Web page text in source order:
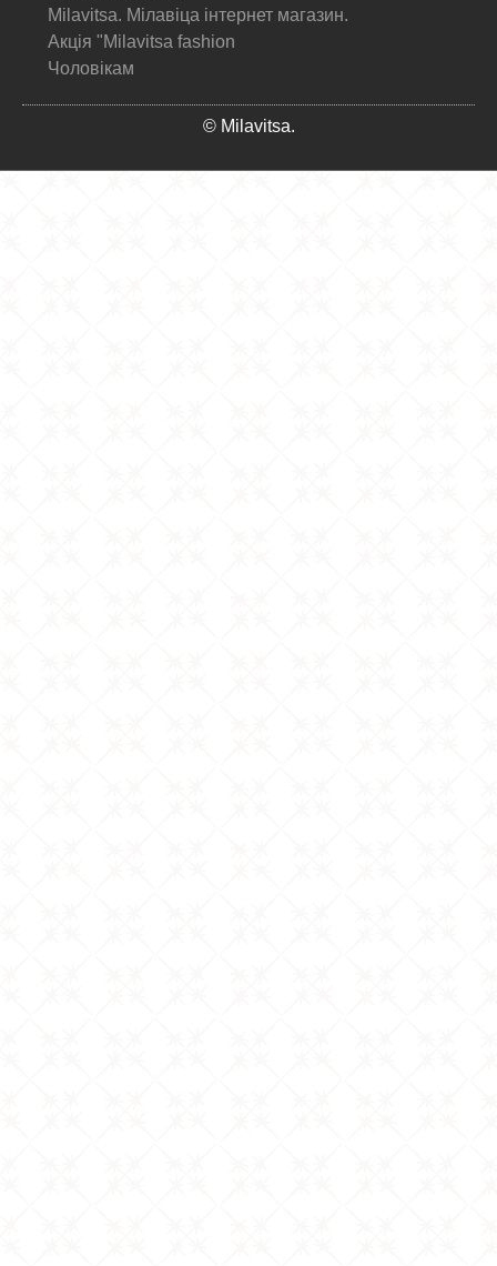
Milavitsa. Мілавіца інтернет магазин.
Акція "Milavitsa fashion
Чоловікам
© Milavitsa.